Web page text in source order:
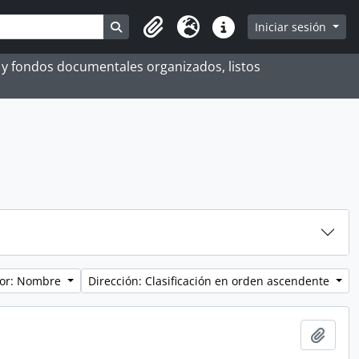
Search in browse page
Portapapeles
Idioma Enlaces rápidos
Iniciar sesión
fondos documentales organizados, listos
Nombre Dirección: Clasificación en orden ascendente